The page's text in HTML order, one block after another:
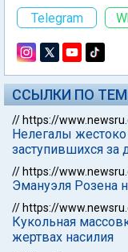
Telegram
ССЫЛКИ ПО
// https://
Нелегалы жестоко
заступившихся
// https://
Эмануэля Розена
// https://
Кукольная
жертвах насилия